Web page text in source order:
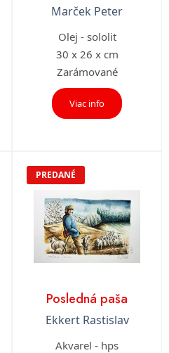
Marček Peter
Olej - sololit
30 x 26 x cm
Zarámované
Viac info
PREDANÉ
Posledná paša
Ekkert Rastislav
Akvarel - hps